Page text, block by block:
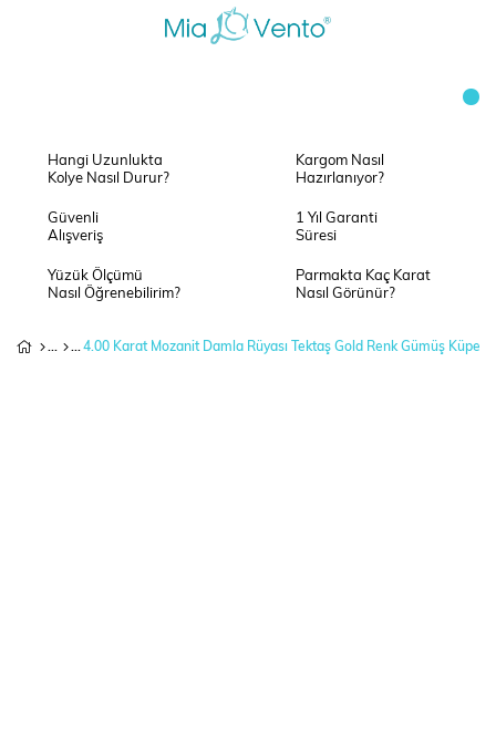
Hangi Uzunlukta
Kolye Nasıl Durur?
Kargom Nasıl
Hazırlanıyor?
Güvenli
Alışveriş
1 Yıl Garanti
Süresi
Yüzük Ölçümü
Nasıl Öğrenebilirim?
Parmakta Kaç Karat
Nasıl Görünür?
4.00 Karat Mozanit Damla Rüyası Tektaş Gold Renk Gümüş Küpe